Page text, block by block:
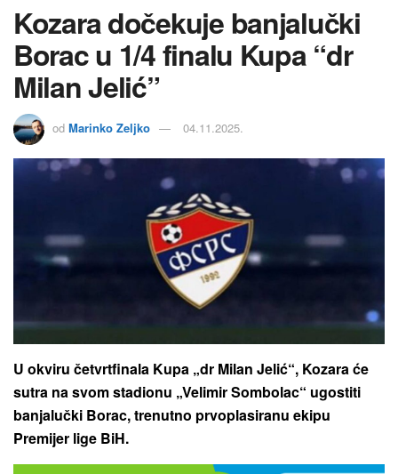
Kozara dočekuje banjalučki
Borac u 1/4 finalu Kupa “dr
Milan Jelić”
od Marinko Zeljko 04.11.2025.
U okviru četvrtfinala Kupa „dr Milan Jelić“, Kozara će
sutra na svom stadionu „Velimir Sombolac“ ugostiti
banjalučki Borac, trenutno prvoplasiranu ekipu
Premijer lige BiH.